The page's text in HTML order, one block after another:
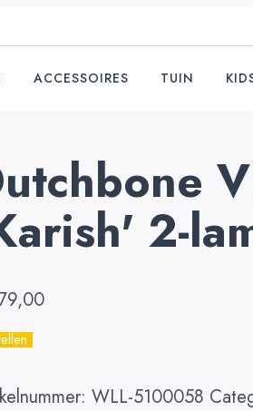
ACCESSOIRES TUIN
2-
WLL-5100058